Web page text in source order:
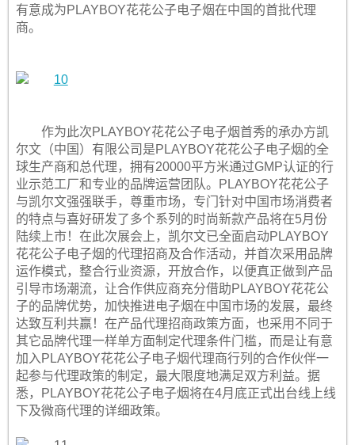
有意成为PLAYBOY花花公子电子烟在中国的首批代理
商。
作为此次PLAYBOY花花公子电子烟首秀的承办方凯
尔文（中国）有限公司是PLAYBOY花花公子电子烟的全
球生产商和总代理，拥有20000平方米通过GMP认证的行
业示范工厂和专业的品牌运营团队。PLAYBOY花花公子
与凯尔文强强联手，尊重市场，专门针对中国市场消费者
的特点与喜好研发了多个系列的时尚新款产品将在5月份
陆续上市！在此次展会上，凯尔文已全面启动PLAYBOY
花花公子电子烟的代理招商及合作活动，并首次采用品牌
运作模式，整合行业资源，开放合作，以便真正做到产品
引导市场潮流，让合作供应商充分借助PLAYBOY花花公
子的品牌优势，加快推进电子烟在中国市场的发展，最终
达致互利共赢！在产品代理招商政策方面，也采用不同于
其它品牌代理一样单方面制定代理条件门槛，而是让有意
加入PLAYBOY花花公子电子烟代理商行列的合作伙伴一
起参与代理政策的制定，最大限度地满足双方利益。据
悉，PLAYBOY花花公子电子烟将在4月底正式出台线上线
下及微商代理的详细政策。